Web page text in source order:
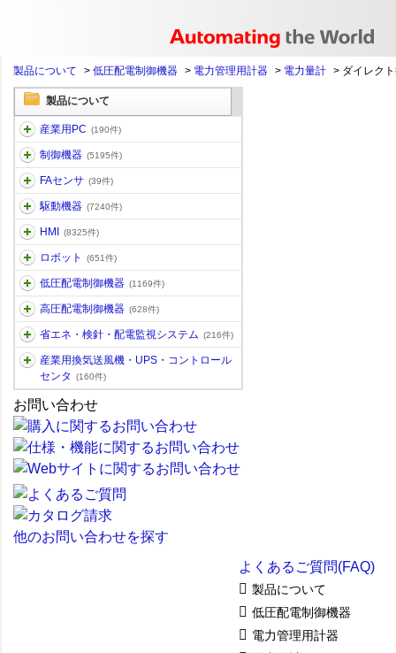
製品について > 低圧配電制御機器 > 電力管理用計器 > 電力量計 > ダイレク
製品について
産業用PC (190件)
制御機器 (5195件)
FAセンサ (39件)
駆動機器 (7240件)
HMI (8325件)
ロボット (651件)
低圧配電制御機器 (1169件)
高圧配電制御機器 (628件)
省エネ・検針・配電監視システム (216件)
産業用換気送風機・UPS・コントロール
センタ
(160件)
お問い合わせ
他のお問い合わせを探す
よくあるご質問(FAQ)
製品について
低圧配電制御機器
電力管理用計器